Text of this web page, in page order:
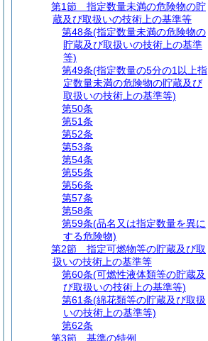
第1節
指定数量未満の危険物の貯
蔵及び取扱いの技術上の基準等
第48条(指定数量未満の危険物の
貯蔵及び取扱いの技術上の基準
等)
第49条(指定数量の5分の1以上指
定数量未満の危険物の貯蔵及び
取扱いの技術上の基準等)
第50条
第51条
第52条
第53条
第54条
第55条
第56条
第57条
第58条
第59条(品名又は指定数量を異に
する危険物)
第2節
指定可燃物等の貯蔵及び取
扱いの技術上の基準等
第60条(可燃性液体類等の貯蔵及
び取扱いの技術上の基準等)
第61条(綿花類等の貯蔵及び取扱
いの技術上の基準等)
第62条
第3節
基準の特例